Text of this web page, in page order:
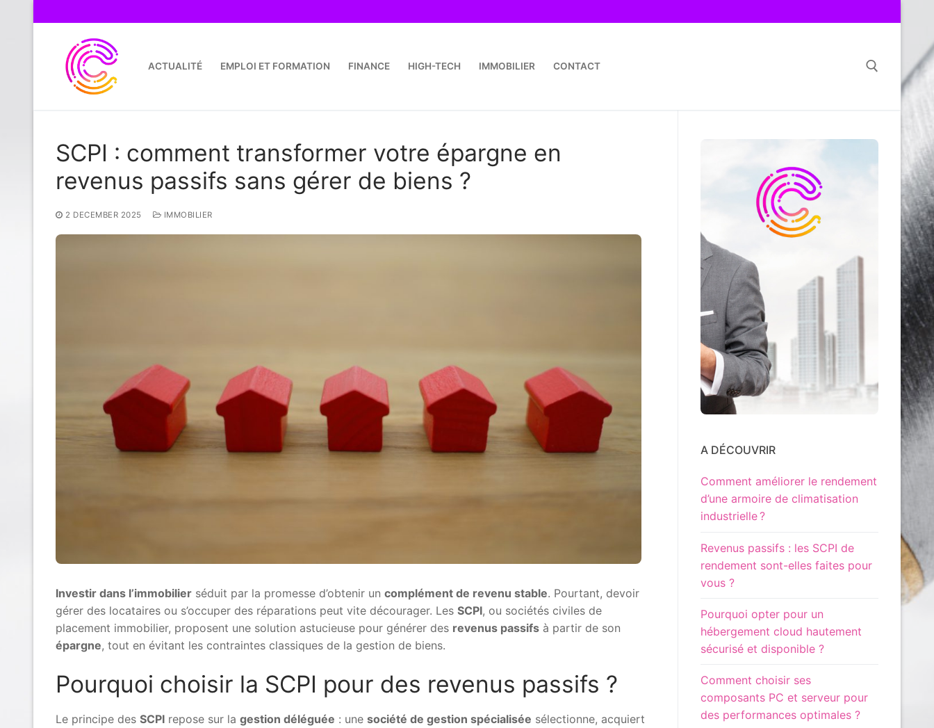
to
ACTUALITÉ EMPLOI ET FORMATION FINANCE HIGH-TECH IMMOBILIER CONTACT
SCPI : comment transformer votre épargne en
revenus passifs sans gérer de biens ?
2 DECEMBER 2025 IMMOBILIER
Investir dans l’immobilier séduit par la promesse d’obtenir un complément de revenu stable. Pourtant, devoir
gérer des locataires ou s’occuper des réparations peut vite décourager. Les SCPI, ou sociétés civiles de
placement immobilier, proposent une solution astucieuse pour générer des revenus passifs à partir de son
épargne, tout en évitant les contraintes classiques de la gestion de biens.
Pourquoi choisir la SCPI pour des revenus passifs ?
Le principe des SCPI repose sur la gestion déléguée : une société de gestion spécialisée sélectionne, acquiert
A DÉCOUVRIR
Comment améliorer le rendement
d’une armoire de climatisation
industrielle ?
Revenus passifs : les SCPI de
rendement sont-elles faites pour
vous ?
Pourquoi opter pour un
hébergement cloud hautement
sécurisé et disponible ?
Comment choisir ses
composants PC et serveur pour
des performances optimales ?